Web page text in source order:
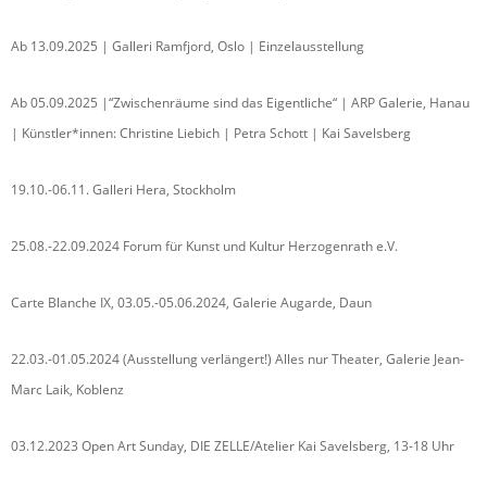
Ab 13.09.2025 | Galleri Ramfjord, Oslo | Einzelausstellung
Ab 05.09.2025 |“Zwischenräume sind das Eigentliche“ | ARP Galerie, Hanau
| Künstler*innen: Christine Liebich | Petra Schott | Kai Savelsberg
19.10.-06.11. Galleri Hera, Stockholm
25.08.-22.09.2024 Forum für Kunst und Kultur Herzogenrath e.V.
Carte Blanche IX, 03.05.-05.06.2024, Galerie Augarde, Daun
22.03.-01.05.2024 (Ausstellung verlängert!) Alles nur Theater, Galerie Jean-
Marc Laik, Koblenz
03.12.2023 Open Art Sunday, DIE ZELLE/Atelier Kai Savelsberg, 13-18 Uhr